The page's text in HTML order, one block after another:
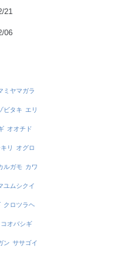
21
06
ミヤマガラ
ビタキ エリ
オオチド
リ オグロ
ルガモ カワ
ユムシクイ
クロツラヘ
コオバシギ
ン ササゴイ